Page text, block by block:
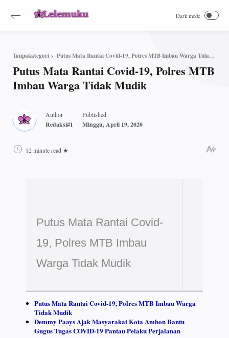
Tanpakategori Putus Mata Rantai Covid-19, Polres MTB Imbau Warga Tidak Mudik
Putus Mata Rantai Covid-19, Polres MTB
Imbau Warga Tidak Mudik
12 minute read
Putus Mata Rantai Covid-
19, Polres MTB Imbau
Warga Tidak Mudik
Putus Mata Rantai Covid-19, Polres MTB Imbau Warga
Tidak Mudik
Demmy Paays Ajak Masyarakat Kota Ambon Bantu
Gugus Tugas COVID-19 Pantau Pelaku Perjalanan